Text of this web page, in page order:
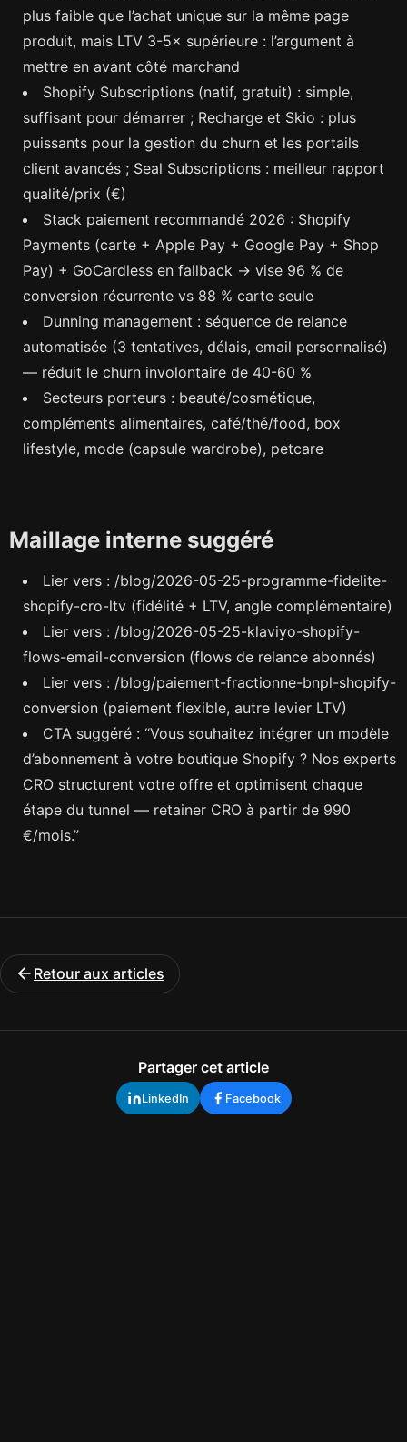
plus faible que l’achat unique sur la même page
produit, mais LTV 3-5× supérieure : l’argument à
mettre en avant côté marchand
Shopify Subscriptions (natif, gratuit) : simple,
suffisant pour démarrer ; Recharge et Skio : plus
puissants pour la gestion du churn et les portails
client avancés ; Seal Subscriptions : meilleur rapport
qualité/prix (€)
Stack paiement recommandé 2026 : Shopify
Payments (carte + Apple Pay + Google Pay + Shop
Pay) + GoCardless en fallback → vise 96 % de
conversion récurrente vs 88 % carte seule
Dunning management : séquence de relance
automatisée (3 tentatives, délais, email personnalisé)
— réduit le churn involontaire de 40-60 %
Secteurs porteurs : beauté/cosmétique,
compléments alimentaires, café/thé/food, box
lifestyle, mode (capsule wardrobe), petcare
Maillage interne suggéré
Lier vers : /blog/2026-05-25-programme-fidelite-
shopify-cro-ltv (fidélité + LTV, angle complémentaire)
Lier vers : /blog/2026-05-25-klaviyo-shopify-
flows-email-conversion (flows de relance abonnés)
Lier vers : /blog/paiement-fractionne-bnpl-shopify-
conversion (paiement flexible, autre levier LTV)
CTA suggéré : “Vous souhaitez intégrer un modèle
d’abonnement à votre boutique Shopify ? Nos experts
CRO structurent votre offre et optimisent chaque
étape du tunnel — retainer CRO à partir de 990
€/mois.”
Retour aux articles
Partager cet article
LinkedIn Facebook